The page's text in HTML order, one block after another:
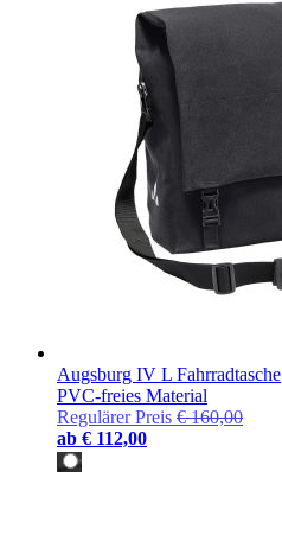
Augsburg IV L Fahrradtasche
PVC-freies Material
Regulärer Preis € 160,00
ab € 112,00